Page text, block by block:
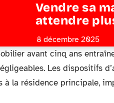
Vendre sa
attendre
8 décembre 2025
avant cinq ans
Les dispositifs
à la résidence principale,